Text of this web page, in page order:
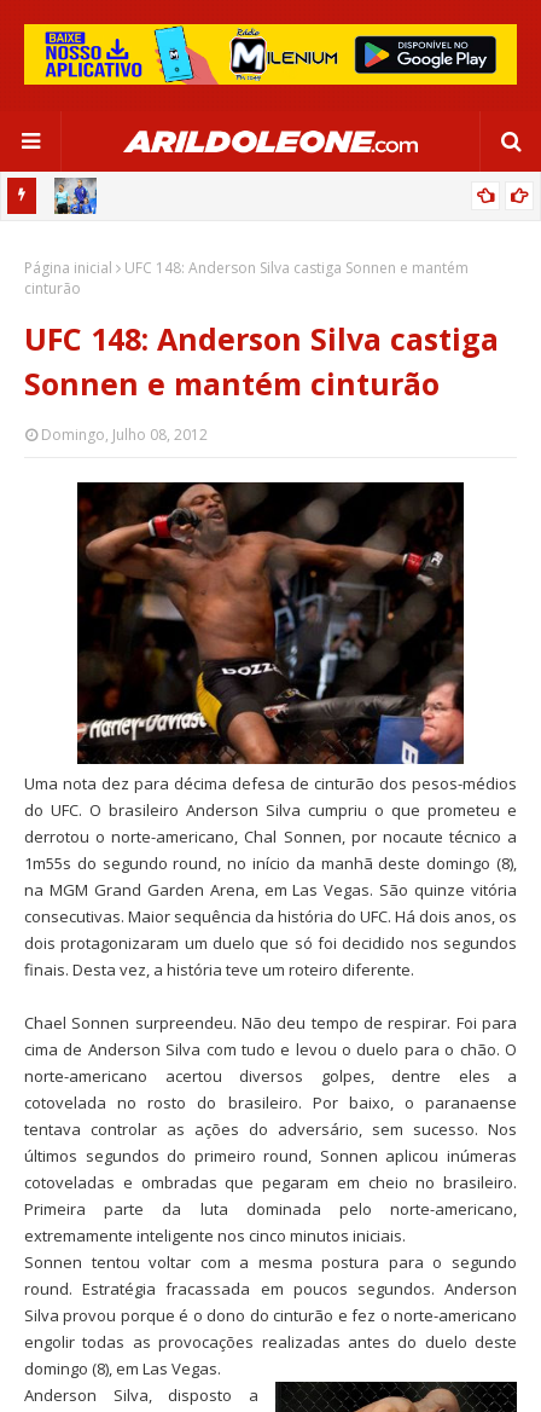
SALVADOR
Página inicial
UFC 148: Anderson Silva castiga Sonnen e mantém
cinturão
UFC 148: Anderson Silva castiga
Sonnen e mantém cinturão
Domingo, Julho 08, 2012
Uma nota dez para décima defesa de cinturão dos pesos-médios
do UFC. O brasileiro Anderson Silva cumpriu o que prometeu e
derrotou o norte-americano, Chal Sonnen, por nocaute técnico a
1m55s do segundo round, no início da manhã deste domingo (8),
na MGM Grand Garden Arena, em Las Vegas. São quinze vitória
consecutivas. Maior sequência da história do UFC. Há dois anos, os
dois protagonizaram um duelo que só foi decidido nos segundos
finais. Desta vez, a história teve um roteiro diferente.
Chael Sonnen surpreendeu. Não deu tempo de respirar. Foi para
cima de Anderson Silva com tudo e levou o duelo para o chão. O
norte-americano acertou diversos golpes, dentre eles a
cotovelada no rosto do brasileiro. Por baixo, o paranaense
tentava controlar as ações do adversário, sem sucesso. Nos
últimos segundos do primeiro round, Sonnen aplicou inúmeras
cotoveladas e ombradas que pegaram em cheio no brasileiro.
Primeira parte da luta dominada pelo norte-americano,
extremamente inteligente nos cinco minutos iniciais.
Sonnen tentou voltar com a mesma postura para o segundo
round. Estratégia fracassada em poucos segundos. Anderson
Silva provou porque é o dono do cinturão e fez o norte-americano
engolir todas as provocações realizadas antes do duelo deste
domingo (8), em Las Vegas.
Anderson Silva, disposto a